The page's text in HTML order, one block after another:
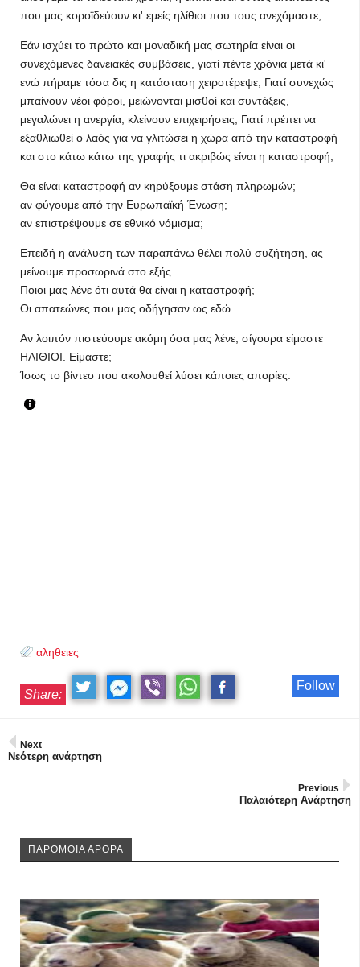
που μας κοροϊδεύουν κι' εμείς ηλίθιοι που τους ανεχόμαστε;
Εάν ισχύει το πρώτο και μοναδική μας σωτηρία είναι οι
συνεχόμενες δανειακές συμβάσεις, γιατί πέντε χρόνια μετά κι'
ενώ πήραμε τόσα δις η κατάσταση χειροτέρεψε; Γιατί συνεχώς
μπαίνουν νέοι φόροι, μειώνονται μισθοί και συντάξεις,
μεγαλώνει η ανεργία, κλείνουν επιχειρήσεις; Γιατί πρέπει να
εξαθλιωθεί ο λαός για να γλιτώσει η χώρα από την καταστροφή
και στο κάτω κάτω της γραφής τι ακριβώς είναι η καταστροφή;
Θα είναι καταστροφή αν κηρύξουμε στάση πληρωμών;
αν φύγουμε από την Ευρωπαϊκή Ένωση;
αν επιστρέψουμε σε εθνικό νόμισμα;
Επειδή η ανάλυση των παραπάνω θέλει πολύ συζήτηση, ας
μείνουμε προσωρινά στο εξής.
Ποιοι μας λένε ότι αυτά θα είναι η καταστροφή;
Οι απατεώνες που μας οδήγησαν ως εδώ.
Αν λοιπόν πιστεύουμε ακόμη όσα μας λένε, σίγουρα είμαστε
ΗΛΙΘΙΟΙ. Είμαστε;
Ίσως το βίντεο που ακολουθεί λύσει κάποιες απορίες.
αληθειες
Follow
Share:
Next
Νεότερη ανάρτηση
Previous
Παλαιότερη Ανάρτηση
ΠΑΡΟΜΟΙΑ ΑΡΘΡΑ